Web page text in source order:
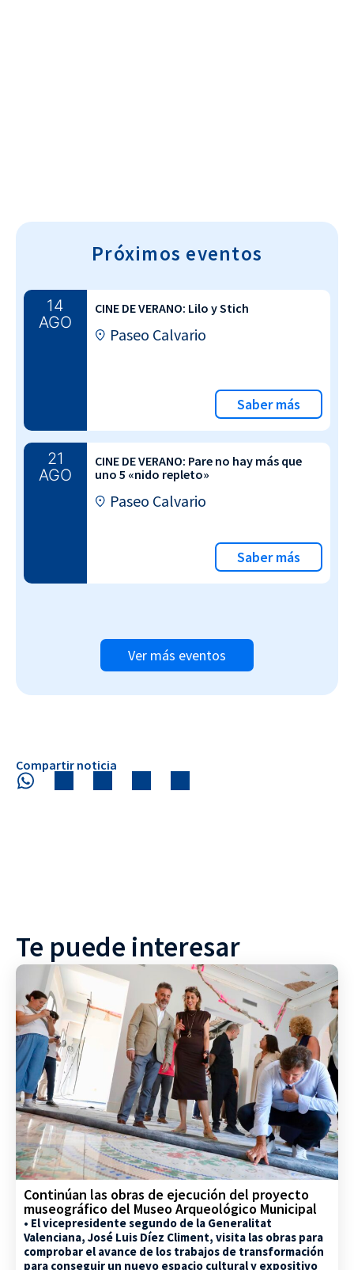
Próximos eventos
14
AGO
CINE DE VERANO: Lilo y Stich
Paseo Calvario
Saber más
21
AGO
CINE DE VERANO: Pare no hay más que
uno 5 «nido repleto»
Paseo Calvario
Saber más
Ver más eventos
Compartir noticia
Te puede interesar
Continúan las obras de ejecución del proyecto
museográfico del Museo Arqueológico Municipal
• El vicepresidente segundo de la Generalitat
Valenciana, José Luis Díez Climent, visita las obras para
comprobar el avance de los trabajos de transformación
para conseguir un nuevo espacio cultural y expositivo